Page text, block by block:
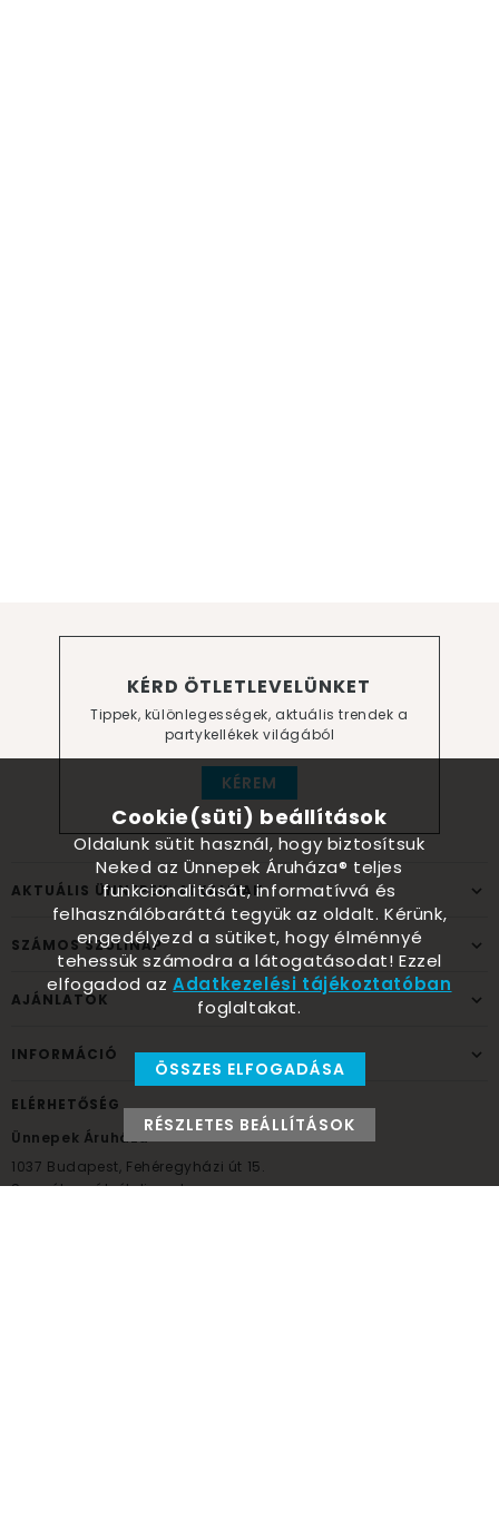
KÉRD ÖTLETLEVELÜNKET
Tippek, különlegességek, aktuális trendek a
partykellékek világából
KÉREM
AKTUÁLIS ÜNNEPEK, ALKALMAK
SZÁMOS SZÜLINAP
AJÁNLATOK
INFORMÁCIÓ
ELÉRHETŐSÉG
Ünnepek Áruháza
1037 Budapest, Fehéregyházi út 15.
Személyes átvételi pont
Cookie(süti) beállítások
Oldalunk sütit használ, hogy biztosítsuk
Neked az Ünnepek Áruháza® teljes
funkcionalitását, informatívvá és
felhasználóbaráttá tegyük az oldalt. Kérünk,
engedélyezd a sütiket, hogy élménnyé
tehessük számodra a látogatásodat! Ezzel
elfogadod azAdatkezelési tájékoztatóban
foglaltakat.
ÖSSZES ELFOGADÁSA
RÉSZLETES BEÁLLÍTÁSOK